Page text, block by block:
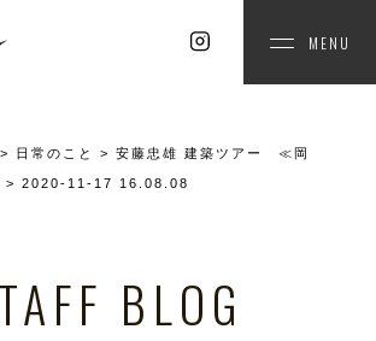
MENU
> 日常のこと > 安藤忠雄 建築ツアー ≪岡
> 2020-11-17 16.08.08
BLOG